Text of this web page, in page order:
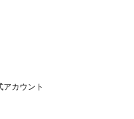
アカウント